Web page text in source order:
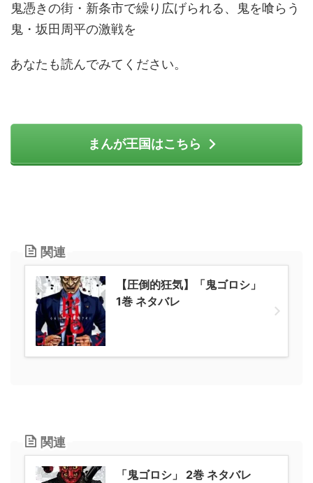
鬼憑きの街・新条市で繰り広げられる、鬼を喰らう
鬼・坂田周平の激戦を
あなたも読んでみてください。
まんが王国はこちら
関連
【圧倒的狂気】「鬼ゴロシ」
1巻 ネタバレ
関連
「鬼ゴロシ」 2巻 ネタバレ